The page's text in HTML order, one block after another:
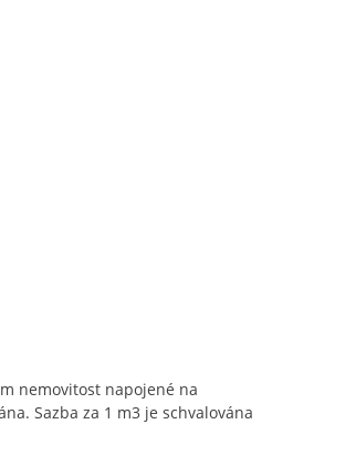
nemovitost napojené na
Sazba za 1 m3 je schvalována